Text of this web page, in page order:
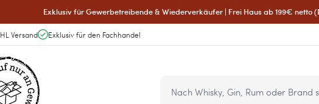
Exklusiv für Gewerbetreibende & Wiederverkäufer | Frei Haus ab 199€ netto
Versand Exklusiv für den Fachhandel